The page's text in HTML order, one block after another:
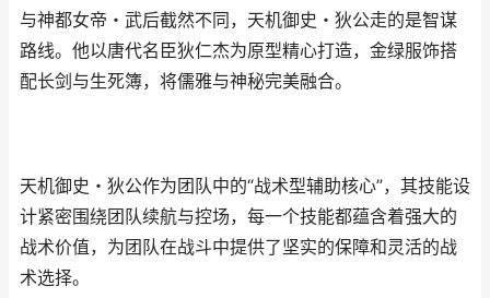
与神都女帝・武后截然不同，天机御史・狄公走的是智谋
路线。他以唐代名臣狄仁杰为原型精心打造，金绿服饰搭
配长剑与生死簿，将儒雅与神秘完美融合。
天机御史・狄公作为团队中的“战术型辅助核心”，其技能设
计紧密围绕团队续航与控场，每一个技能都蕴含着强大的
战术价值，为团队在战斗中提供了坚实的保障和灵活的战
术选择。